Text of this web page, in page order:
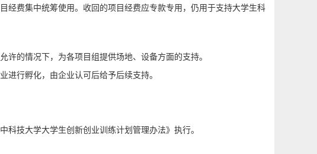
经费集中统筹使用。收回的项目经费应专款专用，仍用于支持大学生科
的情况下，为各项目组提供场地、设备方面的支持。
进行孵化，由企业认可后给予后续支持。
技大学大学生创新创业训练计划管理办法》执行。